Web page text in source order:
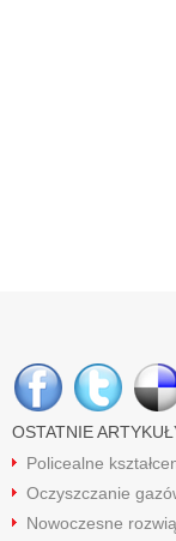
OSTATNIE
Policealne
Oczyszczanie
Nowoczesne